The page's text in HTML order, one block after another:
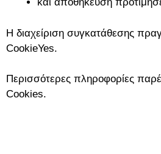
και αποθήκευση
Η διαχείριση συγκατάθεσης
CookieYes.
Περισσότερες πληροφορίες
Cookies.